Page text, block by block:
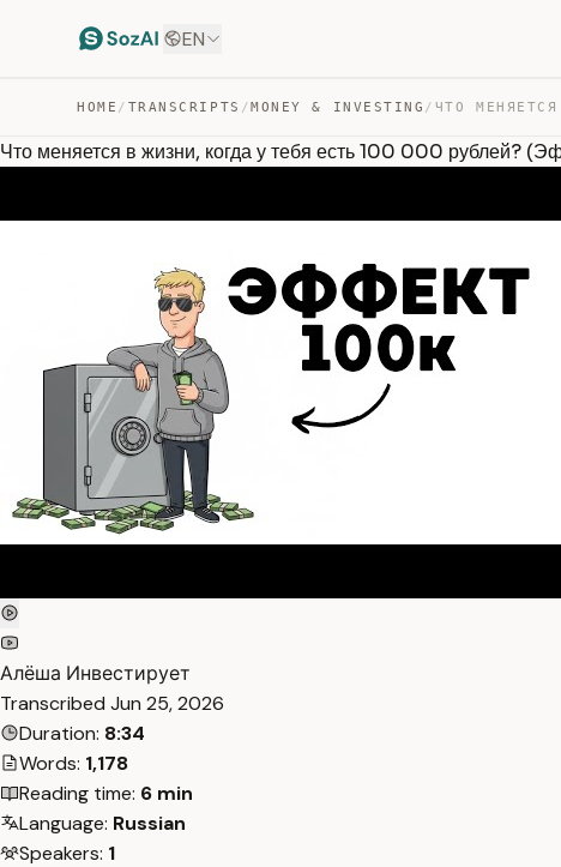
EN
HOME / TRANSCRIPTS /MONEY & INVESTING /
Что меняется в жизни, когда у тебя есть 100 000 рублей?
Алёша Инвестирует
Transcribed Jun 25, 2026
Duration: 8:34
Words: 1,178
Reading time: 6 min
Language: Russian
Speakers: 1